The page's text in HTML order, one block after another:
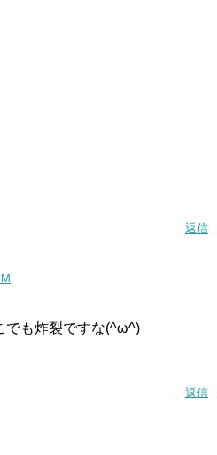
返信
でも炸裂ですな(^ω^)
返信